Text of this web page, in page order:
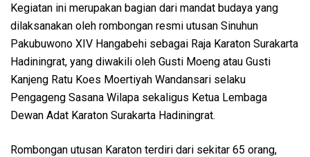
Kegiatan ini merupakan bagian dari mandat budaya yang
dilaksanakan oleh rombongan resmi utusan Sinuhun
Pakubuwono XIV Hangabehi sebagai Raja Karaton Surakarta
Hadiningrat, yang diwakili oleh Gusti Moeng atau Gusti
Kanjeng Ratu Koes Moertiyah Wandansari selaku
Pengageng Sasana Wilapa sekaligus Ketua Lembaga
Dewan Adat Karaton Surakarta Hadiningrat.
Rombongan utusan Karaton terdiri dari sekitar 65 orang,